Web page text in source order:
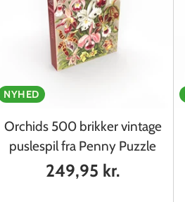
NYHED
Orchids 500 brikker vintage
puslespil fra Penny Puzzle
249,95 kr.